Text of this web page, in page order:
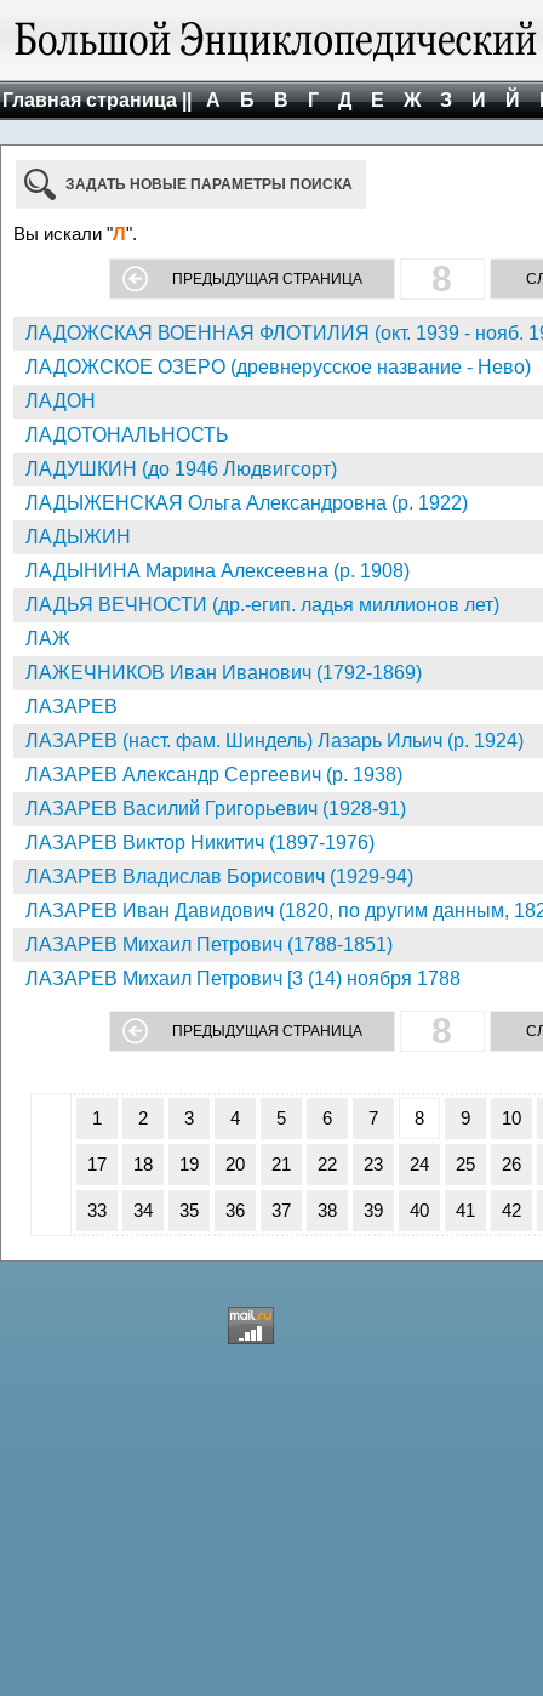
Главная страница || А Б В Г Д Е Ж З И Й
ЗАДАТЬ НОВЫЕ ПАРАМЕТРЫ ПОИСКА
Вы искали "Л".
ПРЕДЫДУЩАЯ СТРАНИЦА 8
ЛАДОЖСКАЯ ВОЕННАЯ ФЛОТИЛИЯ (окт. 1939 - нояб.
ЛАДОЖСКОЕ ОЗЕРО (древнерусское название - Нево)
ЛАДОН
ЛАДОТОНАЛЬНОСТЬ
ЛАДУШКИН (до 1946 Людвигсорт)
ЛАДЫЖЕНСКАЯ Ольга Александровна (р. 1922)
ЛАДЫЖИН
ЛАДЫНИНА Марина Алексеевна (р. 1908)
ЛАДЬЯ ВЕЧНОСТИ (др.-егип. ладья миллионов лет)
ЛАЖ
ЛАЖЕЧНИКОВ Иван Иванович (1792-1869)
ЛАЗАРЕВ
ЛАЗАРЕВ (наст. фам. Шиндель) Лазарь Ильич (р. 1924)
ЛАЗАРЕВ Александр Сергеевич (р. 1938)
ЛАЗАРЕВ Василий Григорьевич (1928-91)
ЛАЗАРЕВ Виктор Никитич (1897-1976)
ЛАЗАРЕВ Владислав Борисович (1929-94)
ЛАЗАРЕВ Иван Давидович (1820, по другим данным,
ЛАЗАРЕВ Михаил Петрович (1788-1851)
ЛАЗАРЕВ Михаил Петрович [3 (14) ноября 1788
ПРЕДЫДУЩАЯ СТРАНИЦА 8
1 2 3 4 5 6 7 8 9 10
17 18 19 20 21 22 23 24 25 26
33 34 35 36 37 38 39 40 41 42